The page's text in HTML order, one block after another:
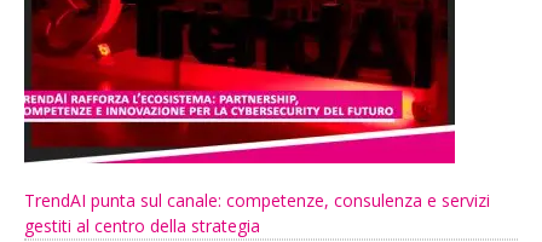
TrendAI punta sul canale: competenze, consulenza e servizi
gestiti al centro della strategia